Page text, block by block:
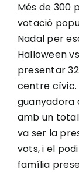
Més de 300
votació
Nadal per
Halloween
presentar
centre cívic.
guanyadora
amb un
va ser la
vots, i el
família